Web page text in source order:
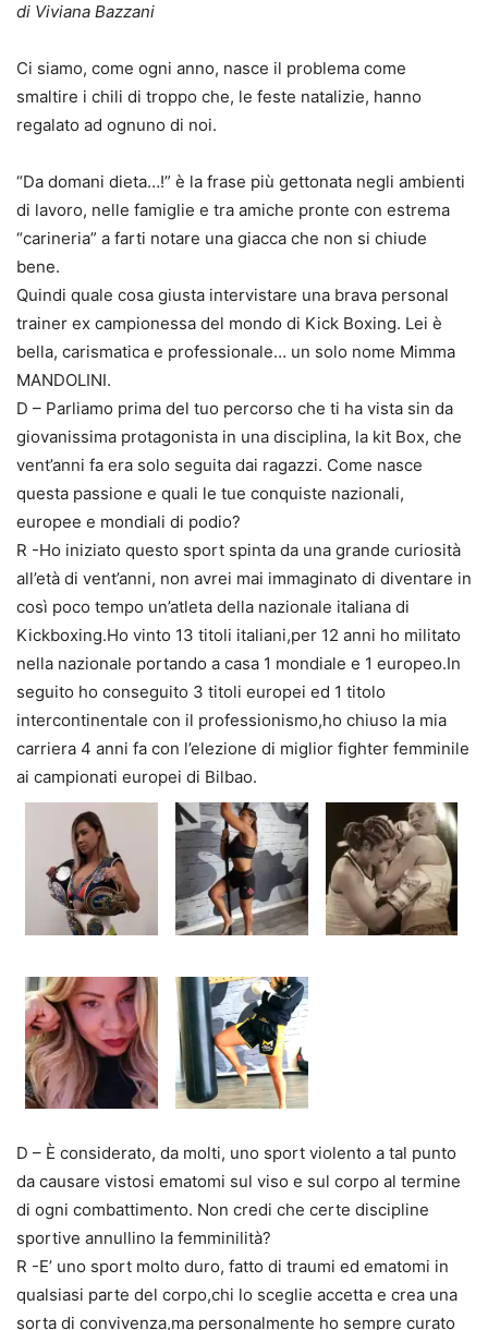
di Viviana Bazzani
Ci siamo, come ogni anno, nasce il problema come
smaltire i chili di troppo che, le feste natalizie, hanno
regalato ad ognuno di noi.
“Da domani dieta…!” è la frase più gettonata negli ambienti
di lavoro, nelle famiglie e tra amiche pronte con estrema
“carineria” a farti notare una giacca che non si chiude
bene.
Quindi quale cosa giusta intervistare una brava personal
trainer ex campionessa del mondo di Kick Boxing. Lei è
bella, carismatica e professionale… un solo nome Mimma
MANDOLINI.
D – Parliamo prima del tuo percorso che ti ha vista sin da
giovanissima protagonista in una disciplina, la kit Box, che
vent’anni fa era solo seguita dai ragazzi. Come nasce
questa passione e quali le tue conquiste nazionali,
europee e mondiali di podio?
R -Ho iniziato questo sport spinta da una grande curiosità
all’età di vent’anni, non avrei mai immaginato di diventare in
così poco tempo un’atleta della nazionale italiana di
Kickboxing.Ho vinto 13 titoli italiani,per 12 anni ho militato
nella nazionale portando a casa 1 mondiale e 1 europeo.In
seguito ho conseguito 3 titoli europei ed 1 titolo
intercontinentale con il professionismo,ho chiuso la mia
carriera 4 anni fa con l’elezione di miglior fighter femminile
ai campionati europei di Bilbao.
D – È considerato, da molti, uno sport violento a tal punto
da causare vistosi ematomi sul viso e sul corpo al termine
di ogni combattimento. Non credi che certe discipline
sportive annullino la femminilità?
R -E’ uno sport molto duro, fatto di traumi ed ematomi in
qualsiasi parte del corpo,chi lo sceglie accetta e crea una
sorta di convivenza,ma personalmente ho sempre curato